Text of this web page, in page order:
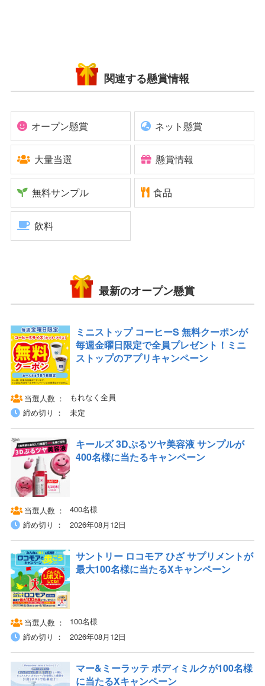
関連する懸賞情報
オープン懸賞 ネット懸賞
大量当選 懸賞情報
無料サンプル 食品
飲料
最新のオープン懸賞
ミニストップ コーヒーS 無料クーポンが
毎週金曜日限定で全員プレゼント！ミニ
ストップのアプリキャンペーン
当選人数
もれなく全員
締め切り
未定
キールズ 3Dぷるツヤ美容液 サンプルが
400名様に当たるキャンペーン
当選人数
400名様
締め切り
2026年08月12日
サントリー ロコモア ひざ サプリメントが
最大100名様に当たるXキャンペーン
当選人数
100名様
締め切り
2026年08月12日
マー&ミーラッテ ボディミルクが100名様
に当たるXキャンペーン